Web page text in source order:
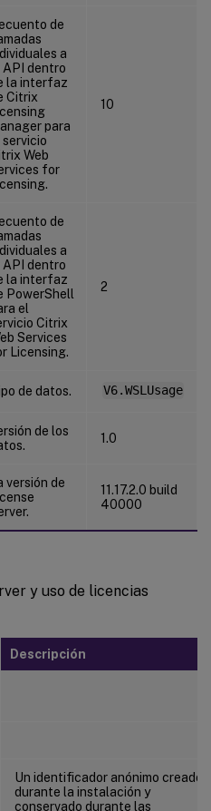
de
a
API dentro
la interfaz
Citrix
para
servicio
Web
for
10
de
a
API dentro
la interfaz
PowerShell
el
Citrix
Services
Licensing.
2
de datos. V6.WSLUsage
de los
1.0
versión de
11.17.2.0 build
40000
y uso de licencias
Descripción
Un identificador anónimo creado
durante la instalación y
conservado durante las